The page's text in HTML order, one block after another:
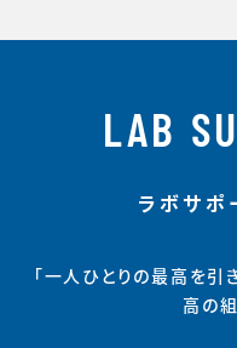
LAB
ラボサポ
「一人ひとりの最高を引
高の